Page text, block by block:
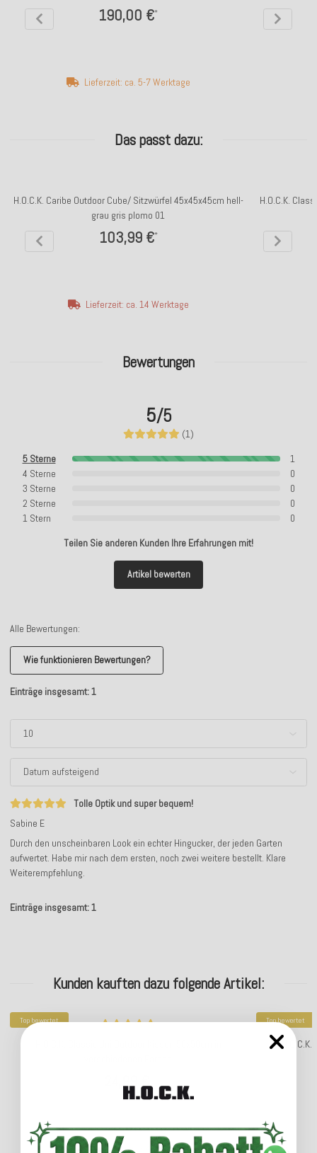
Bewertungen
5/5
(1)
5 Sterne
1
4 Sterne
0
3 Sterne
0
2 Sterne
0
1 Stern
0
Teilen Sie anderen Kunden Ihre Erfahrungen mit!
Artikel bewerten
Alle Bewertungen:
Wie funktionieren Bewertungen?
Einträge insgesamt: 1
Tolle Optik und super bequem!
Sabine E
Durch den unscheinbaren Look ein echter Hingucker, der jeden Garten
aufwertet. Habe mir nach dem ersten, noch zwei weitere bestellt. Klare
Weiterempfehlung.
Einträge insgesamt: 1
190,00 €*
Lieferzeit: ca. 5-7 Werktage
Das passt dazu:
H.O.C.K. Caribe Outdoor Cube/ Sitzwürfel 45x45x45cm hell-
grau gris plomo 01
103,99 €*
Lieferzeit: ca. 14 Werktage
H.O.C.K.
Kunden kauften dazu folgende Artikel:
Top bewertet
24,99 €
Lieferzeit: ca. 2-4 Werktage
Top bewertet